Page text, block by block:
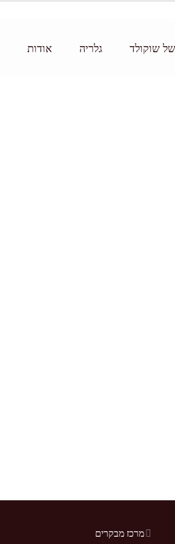
שוקולד גלריה אודות
מרכז מבקרים